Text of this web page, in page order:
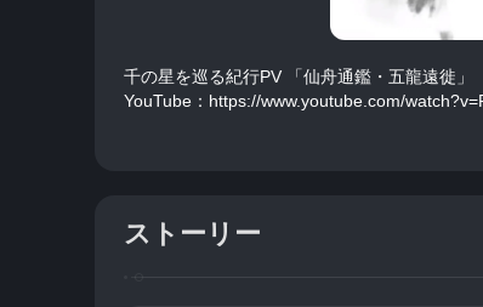
千の星を巡る紀行PV 「仙舟通鑑・五龍遠徙」
YouTube：https://www.youtube.com/
ストーリー